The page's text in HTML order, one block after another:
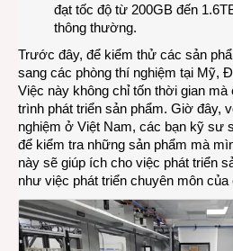
đạt tốc độ từ 200GB đến
thông thường.
Trước đây, để kiểm thử các sản
sang các phòng thí nghiệm tại Mỹ,
Việc này không chỉ tốn thời gian mà
trình phát triển sản phẩm. Giờ đây,
nghiệm ở Việt Nam, các bạn kỹ sư
để kiểm tra những sản phẩm mà
này sẽ giúp ích cho việc phát triển
như việc phát triển chuyên môn